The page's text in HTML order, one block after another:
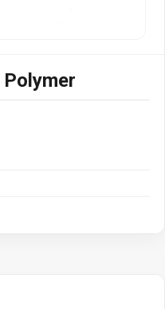
Polymer